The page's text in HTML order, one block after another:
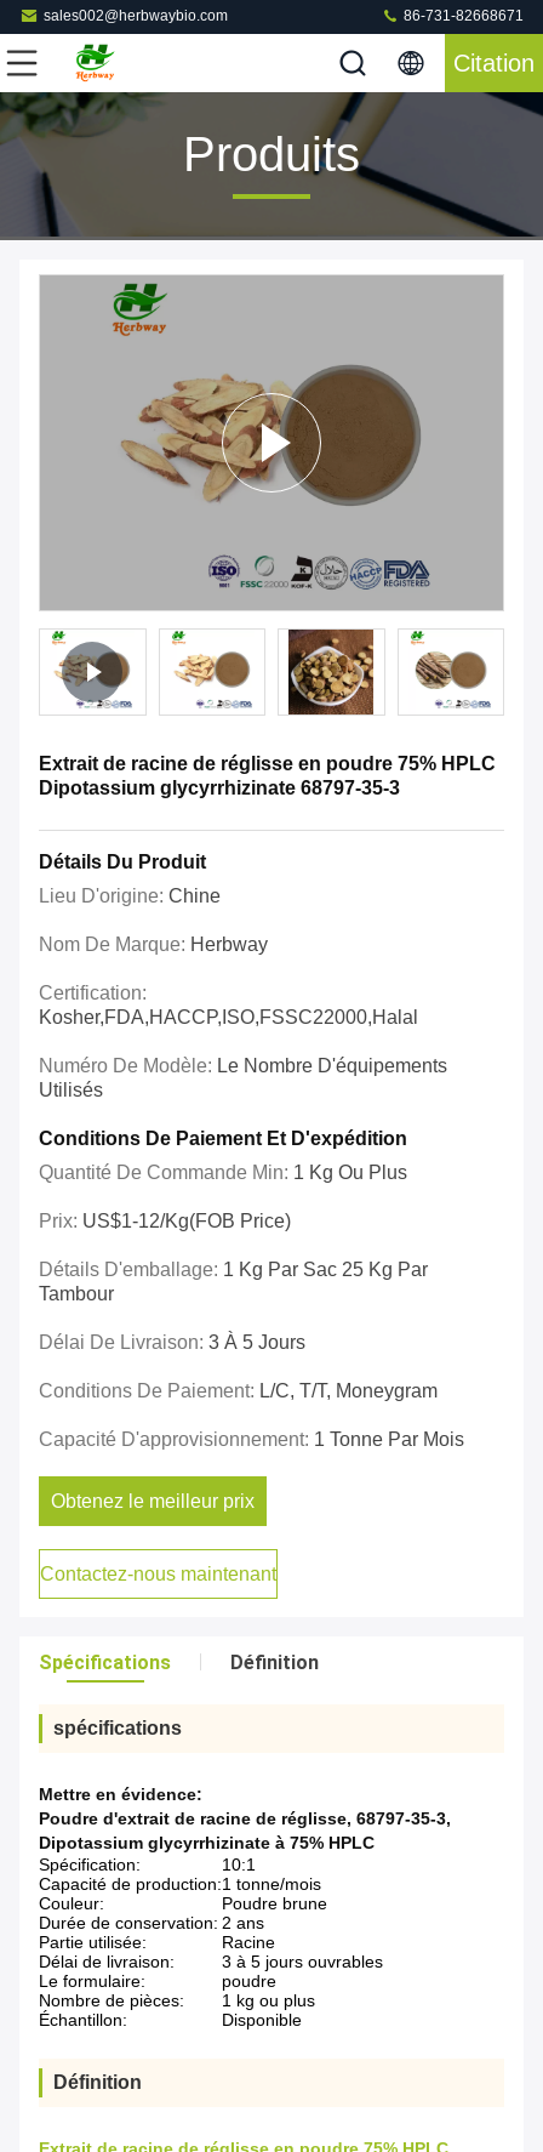
sales002@herbwaybio.com 86-731-82668671
Citation
Produits
Extrait de racine de réglisse en poudre 75% HPLC
Dipotassium glycyrrhizinate 68797-35-3
Détails Du Produit
Lieu D'origine: Chine
Nom De Marque: Herbway
Certification:
Kosher,FDA,HACCP,ISO,FSSC22000,Halal
Numéro De Modèle: Le Nombre D'équipements
Utilisés
Conditions De Paiement Et D'expédition
Quantité De Commande Min: 1 Kg Ou Plus
Prix: US$1-12/kg(FOB Price)
Détails D'emballage: 1 Kg Par Sac 25 Kg Par
Tambour
Délai De Livraison: 3 À 5 Jours
Conditions De Paiement: L/C, T/T, Moneygram
Capacité D'approvisionnement: 1 Tonne Par Mois
Obtenez le meilleur prix
Contactez-nous maintenant
Spécifications Définition
spécifications
Mettre en évidence:
Poudre d'extrait de racine de réglisse, 68797-35-3,
Dipotassium glycyrrhizinate à 75% HPLC
Spécification:
10:1
Capacité de production:1 tonne/mois
Couleur:
Poudre brune
Durée de conservation: 2 ans
Partie utilisée:
Racine
Délai de livraison:
3 à 5 jours ouvrables
Le formulaire:
poudre
Nombre de pièces:
1 kg ou plus
Échantillon:
Disponible
Définition